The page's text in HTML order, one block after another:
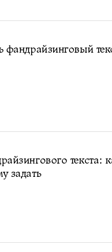
фандрайзинговый
текста:
задать